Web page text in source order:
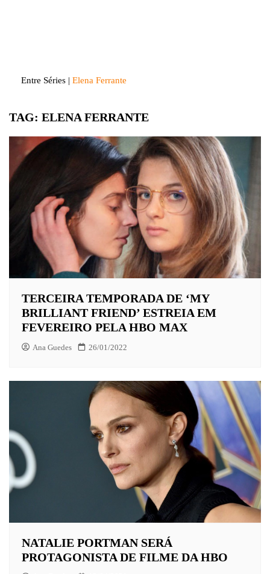
Entre Séries | Elena Ferrante
TAG: ELENA FERRANTE
TERCEIRA TEMPORADA DE ‘MY
BRILLIANT FRIEND’ ESTREIA EM
FEVEREIRO PELA HBO MAX
Ana Guedes 26/01/2022
NATALIE PORTMAN SERÁ
PROTAGONISTA DE FILME DA HBO